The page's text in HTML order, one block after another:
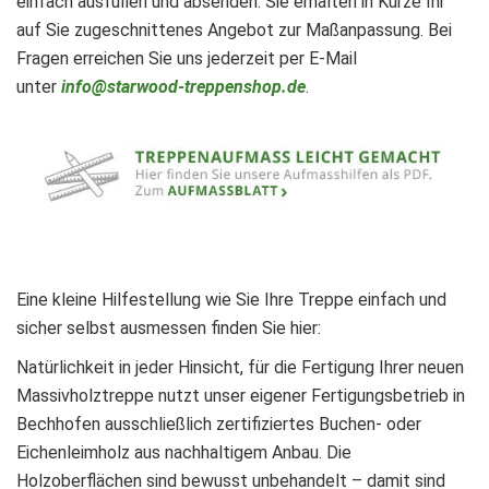
auf Sie zugeschnittenes Angebot zur Maßanpassung. Bei
Fragen erreichen Sie uns jederzeit per E-Mail
unter info@starwood-treppenshop.de.
Eine kleine Hilfestellung wie Sie Ihre Treppe einfach und
sicher selbst ausmessen finden Sie hier:
Natürlichkeit in jeder Hinsicht, für die Fertigung Ihrer neuen
Massivholztreppe nutzt unser eigener Fertigungsbetrieb in
Bechhofen ausschließlich zertifiziertes Buchen- oder
Eichenleimholz aus nachhaltigem Anbau. Die
Holzoberflächen sind bewusst unbehandelt – damit sind